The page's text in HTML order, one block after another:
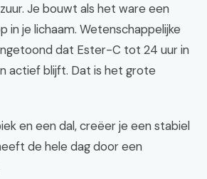
Je bouwt als het ware een
in je lichaam. Wetenschappelijke
dat Ester-C tot 24 uur in
actief blijft. Dat is het grote
en een dal, creëer je een stabiel
de hele dag door een